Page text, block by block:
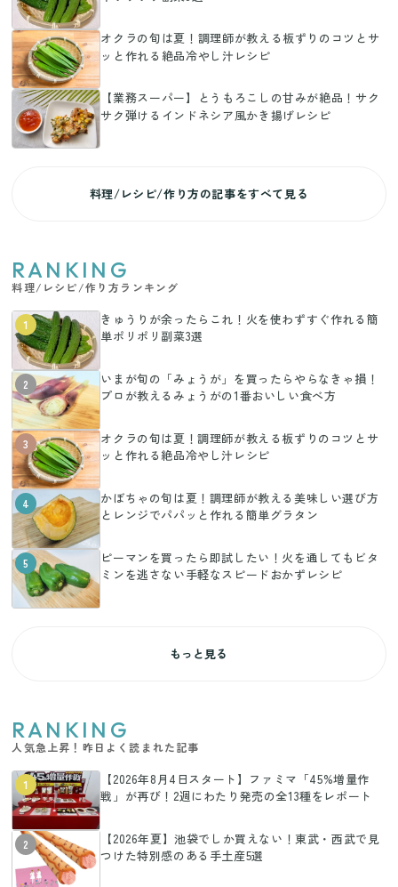
オクラの旬は夏！調理師が教える板ずりのコツとサ
ッと作れる絶品冷やし汁レシピ
【業務スーパー】とうもろこしの甘みが絶品！サク
サク弾けるインドネシア風かき揚げレシピ
料理/レシピ/作り方の記事をすべて見る
RANKING
料理/レシピ/作り方ランキング
1
きゅうりが余ったらこれ！火を使わずすぐ作れる簡
単ポリポリ副菜3選
2
いまが旬の「みょうが」を買ったらやらなきゃ損！
プロが教えるみょうがの1番おいしい食べ方
3
オクラの旬は夏！調理師が教える板ずりのコツとサ
ッと作れる絶品冷やし汁レシピ
4
かぼちゃの旬は夏！調理師が教える美味しい選び方
とレンジでパパッと作れる簡単グラタン
5
ピーマンを買ったら即試したい！火を通してもビタ
ミンを逃さない手軽なスピードおかずレシピ
もっと見る
RANKING
人気急上昇！昨日よく読まれた記事
1
【2026年8月4日スタート】ファミマ「45%増量作
戦」が再び！2週にわたり発売の全13種をレポート
2
【2026年夏】池袋でしか買えない！東武・西武で見
つけた特別感のある手土産5選